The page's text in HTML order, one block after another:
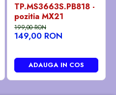
TP.MS3663S.PB818 -
pozitia MX21
199,00 RON
149,00 RON
ADAUGA IN COS